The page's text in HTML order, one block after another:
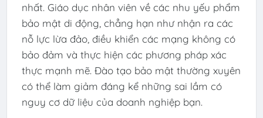
nhất. Giáo dục nhân viên về các nhu yếu phẩm
bảo mật di động, chẳng hạn như nhận ra các
nỗ lực lừa đảo, điều khiển các mạng không có
bảo đảm và thực hiện các phương pháp xác
thực mạnh mẽ. Đào tạo bảo mật thường xuyên
có thể làm giảm đáng kể những sai lầm có
nguy cơ dữ liệu của doanh nghiệp bạn.